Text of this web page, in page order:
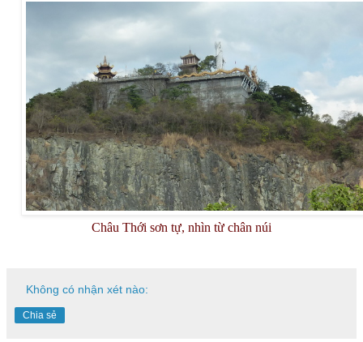
Châu Thới sơn tự, nhìn từ chân núi
Không có nhận xét nào:
Chia sẻ